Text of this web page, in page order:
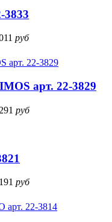
руб
арт. 22-3829
руб
руб